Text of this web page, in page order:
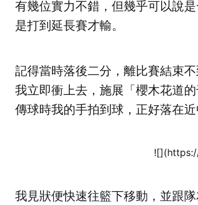
有幾位實力不錯，但幾乎可以說
是打到延長賽才輸。
記得當時落後二分，離比賽結束
我立即衝上去，施展「櫻木花道
傳球時我的手拍到球，正好落在近
我見狀便快速往籃下移動，並跟